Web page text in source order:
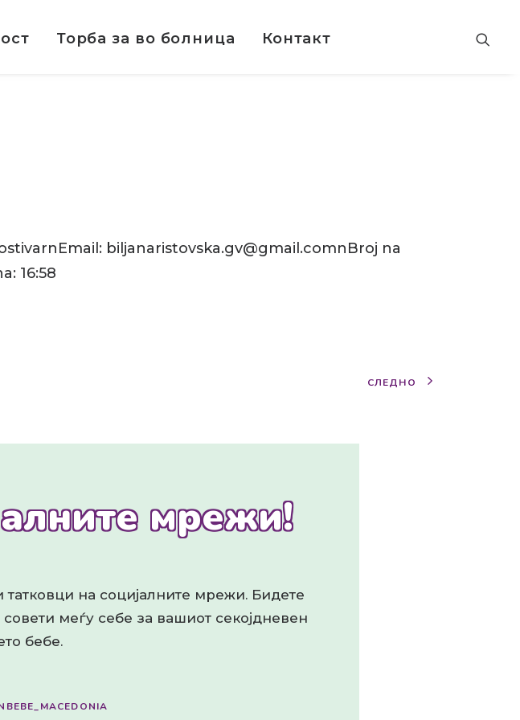
Торба за во болница Контакт
biljanaristovska.gv@gmail.comnBroj na
16:58
СЛЕДНО
мрежи!
на социјалните мрежи. Бидете
меѓу себе за вашиот секојдневен
бебе.